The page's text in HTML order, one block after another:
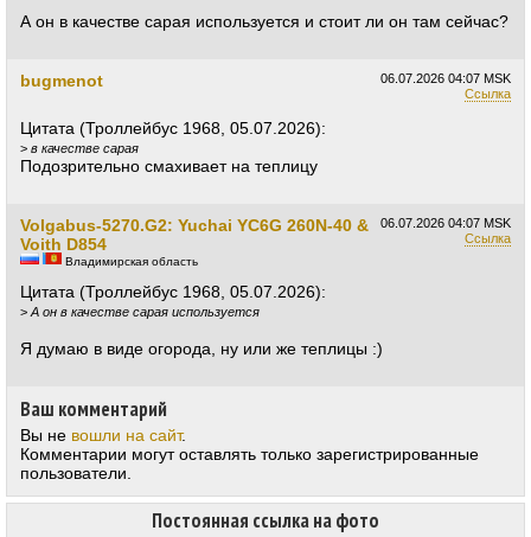
Постоянная ссылка на фото
А он в качестве сарая используется и стоит ли он там сейчас?
06.07.2026 04:07 MSK
Ссылка
bugmenot
Цитата (Троллейбус 1968, 05.07.2026):
> в качестве сарая
Подозрительно смахивает на теплицу
06.07.2026 04:07 MSK
Ссылка
Volgabus-5270.G2: Yuchai YC6G 260N-40 &
Voith D854
Владимирская область
Цитата (Троллейбус 1968, 05.07.2026):
> А он в качестве сарая используется
Я думаю в виде огорода, ну или же теплицы :)
Ваш комментарий
Вы не вошли на сайт.
Комментарии могут оставлять только зарегистрированные
пользователи.